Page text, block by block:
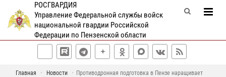
РОСГВАРДИЯ
Управление Федеральной службы войск
национальной гвардии Российской
Федерации по Пензенской области
Главная Новости
Противодронная подготовка в Пензе наращивает